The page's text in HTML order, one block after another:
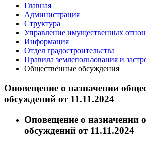
Главная
Администрация
Структура
Управление имущественных
Информация
Отдел градостроительства
Правила землепользования и
Общественные обсуждения
Оповещение о назначении
обсуждений от 11.11.2024
Оповещение о назначении
обсуждений от 11.11.2024